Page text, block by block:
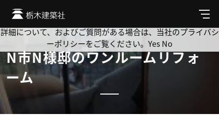
メ
ニ
ュ
N市N様邸のワンルームリフォ
ーム
Cookie を使用して、お客様の活動を追跡してもよろしいです
か? 当社ではお客様のプライバシーを極めて重視しています。
詳細について、およびご質問がある場合は、当社のプライバシ
ーポリシーをご覧ください。 Yes No